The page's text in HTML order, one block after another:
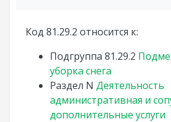
Код 81.29.2 относится к:
Подгруппа 81.29.2
уборка снега
Раздел N Деятельность
административная и
дополнительные услуги